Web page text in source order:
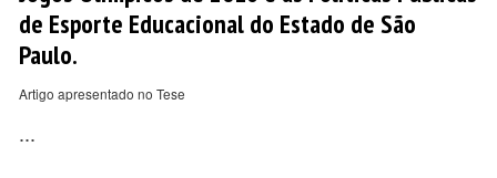
de Esporte Educacional do Estado de São
Paulo.
Artigo apresentado no Tese
...